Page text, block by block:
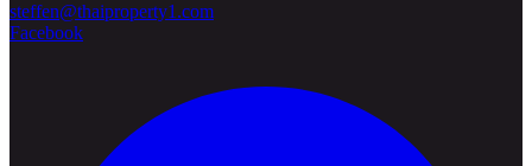
steffen@thaiproperty1.com
Facebook